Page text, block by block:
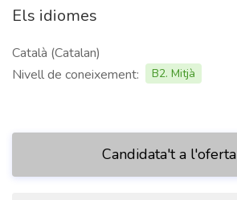
Els idiomes
Català (Catalan)
Nivell de coneixement:
B2. Mitjà
Candidata't a l'oferta